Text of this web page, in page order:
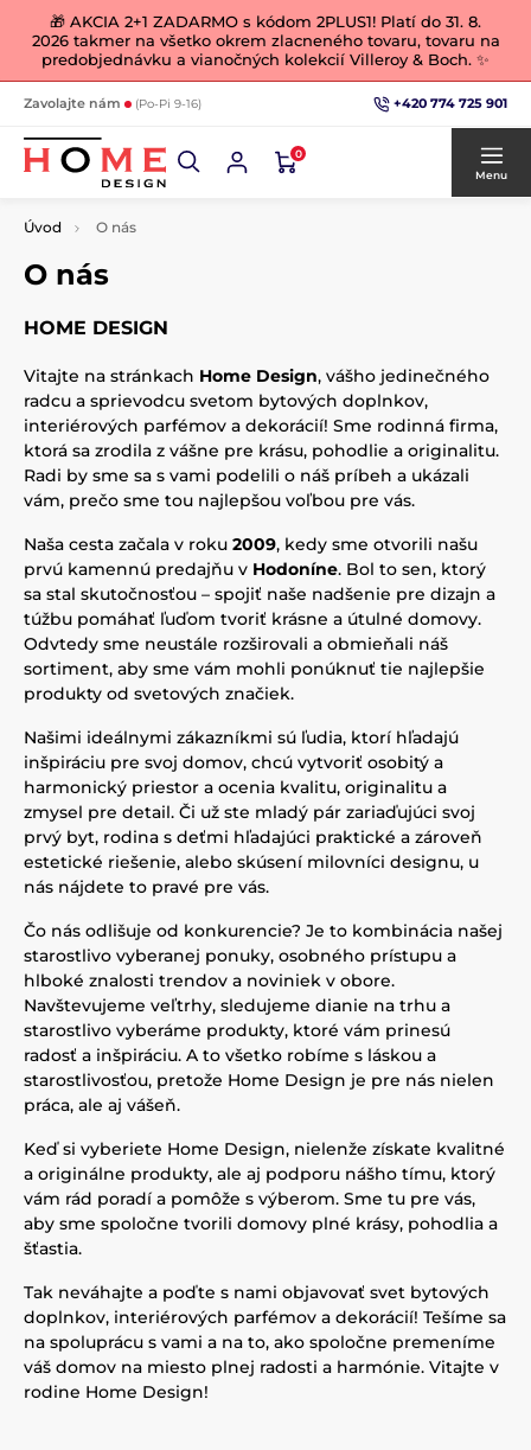
🎁 AKCIA 2+1 ZADARMO s kódom 2PLUS1! Platí do 31. 8.
2026 takmer na všetko okrem zlacneného tovaru, tovaru na
predobjednávku a vianočných kolekcií Villeroy & Boch. ✨
Zavolajte nám (Po-Pi 9-16) +420 774 725 901
0
Menu
Úvod O nás
O nás
HOME DESIGN
Vitajte na stránkach Home Design, vášho jedinečného
radcu a sprievodcu svetom bytových doplnkov,
interiérových parfémov a dekorácií! Sme rodinná firma,
ktorá sa zrodila z vášne pre krásu, pohodlie a originalitu.
Radi by sme sa s vami podelili o náš príbeh a ukázali
vám, prečo sme tou najlepšou voľbou pre vás.
Naša cesta začala v roku 2009, kedy sme otvorili našu
prvú kamennú predajňu v Hodoníne. Bol to sen, ktorý
sa stal skutočnosťou – spojiť naše nadšenie pre dizajn a
túžbu pomáhať ľuďom tvoriť krásne a útulné domovy.
Odvtedy sme neustále rozširovali a obmieňali náš
sortiment, aby sme vám mohli ponúknuť tie najlepšie
produkty od svetových značiek.
Našimi ideálnymi zákazníkmi sú ľudia, ktorí hľadajú
inšpiráciu pre svoj domov, chcú vytvoriť osobitý a
harmonický priestor a ocenia kvalitu, originalitu a
zmysel pre detail. Či už ste mladý pár zariaďujúci svoj
prvý byt, rodina s deťmi hľadajúci praktické a zároveň
estetické riešenie, alebo skúsení milovníci designu, u
nás nájdete to pravé pre vás.
Čo nás odlišuje od konkurencie? Je to kombinácia našej
starostlivo vyberanej ponuky, osobného prístupu a
hlboké znalosti trendov a noviniek v obore.
Navštevujeme veľtrhy, sledujeme dianie na trhu a
starostlivo vyberáme produkty, ktoré vám prinesú
radosť a inšpiráciu. A to všetko robíme s láskou a
starostlivosťou, pretože Home Design je pre nás nielen
práca, ale aj vášeň.
Keď si vyberiete Home Design, nielenže získate kvalitné
a originálne produkty, ale aj podporu nášho tímu, ktorý
vám rád poradí a pomôže s výberom. Sme tu pre vás,
aby sme spoločne tvorili domovy plné krásy, pohodlia a
šťastia.
Tak neváhajte a poďte s nami objavovať svet bytových
doplnkov, interiérových parfémov a dekorácií! Tešíme sa
na spoluprácu s vami a na to, ako spoločne premeníme
váš domov na miesto plnej radosti a harmónie. Vitajte v
rodine Home Design!